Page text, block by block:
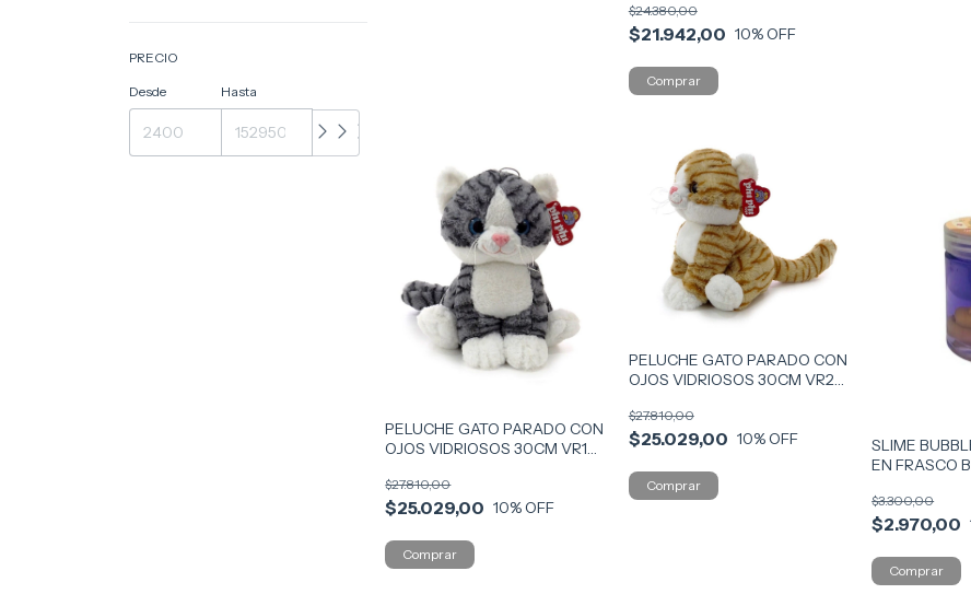
PRECIO
Desde Hasta
$21.942,00
$24.380,00
10% OFF
PELUCHE GATO PARADO CON
OJOS VIDRIOSOS 30CM VR1
$25.029,00
$27.810,00
10% OFF
PELUCHE GATO PARADO CON
OJOS VIDRIOSOS 30CM VR2
$25.029,00
$27.810,00
10% OFF
SLIME
EN FRASCO
$2.970,00
$3.300,00